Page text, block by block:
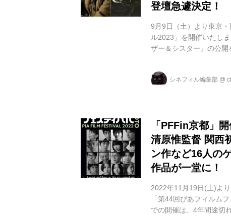
登壇急遽決定！
9月9日（土）より東京
ル2023」を開催いたし
ザー＆シスター』の公開
ー作『魂を救え！』を
年、96年に続き、27年
シネフィル編集部 @
「PFFin京都」
清原惟監督 関西
ン作など16人の
作品が一堂に！
2022年11月19日(土)よ
「第44回ぴあフィルム
での開催は、4年間途切